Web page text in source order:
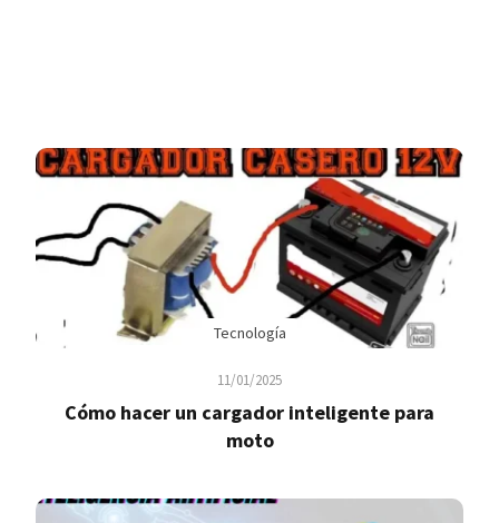
Tecnología
11/01/2025
Cómo hacer un cargador inteligente para
moto